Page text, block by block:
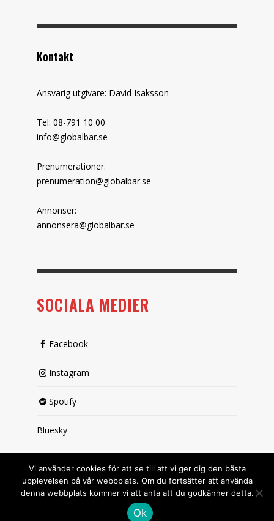
Kontakt
Ansvarig utgivare: David Isaksson
Tel: 08-791 10 00
info@globalbar.se
Prenumerationer:
prenumeration@globalbar.se
Annonser:
annonsera@globalbar.se
SOCIALA MEDIER
Facebook
Instagram
Spotify
Bluesky
Vi använder cookies för att se till att vi ger dig den bästa
upplevelsen på vår webbplats. Om du fortsätter att använda
denna webbplats kommer vi att anta att du godkänner detta.
Ok